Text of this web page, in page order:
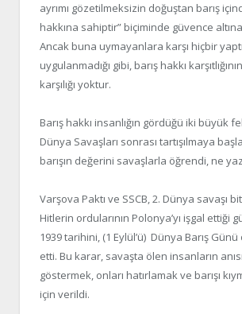
ayrımı gözetilmeksizin doğuştan barış
hakkına sahiptir” biçiminde güvence altına
Ancak buna uymayanlara karşı hiçbir
uygulanmadığı gibi, barış hakkı
karşılığı yoktur.
Barış hakkı insanlığın gördüğü iki büyük
Dünya Savaşları sonrası tartışılmaya
barışın değerini savaşlarla öğrendi, ne
Varşova Paktı ve SSCB, 2. Dünya savaşı
Hitlerin ordularının Polonya’yı işgal ettiği
1939 tarihini, (1 Eylül’ü) Dünya Barış
etti. Bu karar, savaşta ölen insanların
göstermek, onları hatırlamak ve barışı
için verildi.